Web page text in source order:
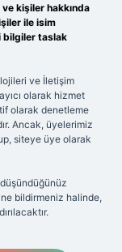
kişiler hakkında
ile isim
bilgiler taslak
ve İletişim
olarak hizmet
olarak denetleme
Ancak, üyelerimiz
siteye üye olarak
bildirmeniz halinde,